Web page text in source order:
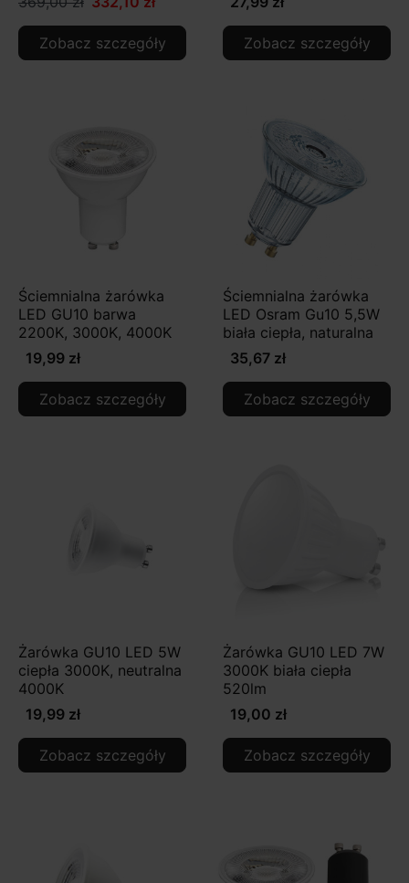
Zobacz szczegóły Zobacz szczegóły
Ściemnialna żarówka
LED GU10 barwa
2200K, 3000K, 4000K
19,99 zł
Zobacz szczegóły
Ściemnialna żarówka
LED Osram Gu10 5,5W
biała ciepła, naturalna
35,67 zł
Zobacz szczegóły
Żarówka GU10 LED 5W
ciepła 3000K, neutralna
4000K
19,99 zł
Zobacz szczegóły
Żarówka GU10 LED 7W
3000K biała ciepła
520lm
19,00 zł
Zobacz szczegóły